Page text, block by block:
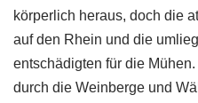
körperlich heraus, doch die
auf den Rhein und die
entschädigten für die
durch die Weinberge und